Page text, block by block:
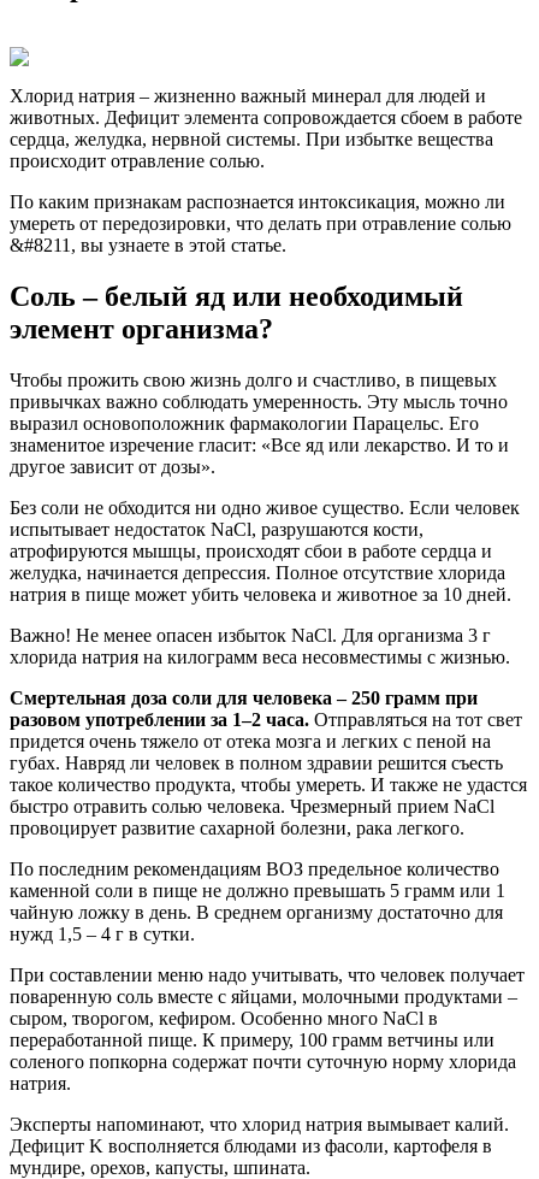
Хлорид натрия – жизненно важный минерал для людей и
животных. Дефицит элемента сопровождается сбоем в работе
сердца, желудка, нервной системы. При избытке вещества
происходит отравление солью.
По каким признакам распознается интоксикация, можно ли
умереть от передозировки, что делать при отравление солью
&#8211, вы узнаете в этой статье.
Соль – белый яд или необходимый
элемент организма?
Чтобы прожить свою жизнь долго и счастливо, в пищевых
привычках важно соблюдать умеренность. Эту мысль точно
выразил основоположник фармакологии Парацельс. Его
знаменитое изречение гласит: «Все яд или лекарство. И то и
другое зависит от дозы».
Без соли не обходится ни одно живое существо. Если человек
испытывает недостаток NaCl, разрушаются кости,
атрофируются мышцы, происходят сбои в работе сердца и
желудка, начинается депрессия. Полное отсутствие хлорида
натрия в пище может убить человека и животное за 10 дней.
Важно! Не менее опасен избыток NaCl. Для организма 3 г
хлорида натрия на килограмм веса несовместимы с жизнью.
Смертельная доза соли для человека – 250 грамм при
разовом употреблении за 1–2 часа. Отправляться на тот свет
придется очень тяжело от отека мозга и легких с пеной на
губах. Навряд ли человек в полном здравии решится съесть
такое количество продукта, чтобы умереть. И также не удастся
быстро отравить солью человека. Чрезмерный прием NaCl
провоцирует развитие сахарной болезни, рака легкого.
По последним рекомендациям ВОЗ предельное количество
каменной соли в пище не должно превышать 5 грамм или 1
чайную ложку в день. В среднем организму достаточно для
нужд 1,5 – 4 г в сутки.
При составлении меню надо учитывать, что человек получает
поваренную соль вместе с яйцами, молочными продуктами –
сыром, творогом, кефиром. Особенно много NaCl в
переработанной пище. К примеру, 100 грамм ветчины или
соленого попкорна содержат почти суточную норму хлорида
натрия.
Эксперты напоминают, что хлорид натрия вымывает калий.
Дефицит K восполняется блюдами из фасоли, картофеля в
мундире, орехов, капусты, шпината.